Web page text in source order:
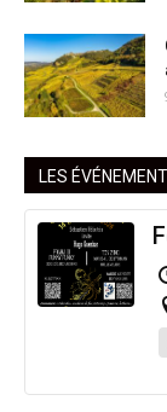
LES